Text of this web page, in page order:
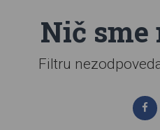
Nič sme
Filtru